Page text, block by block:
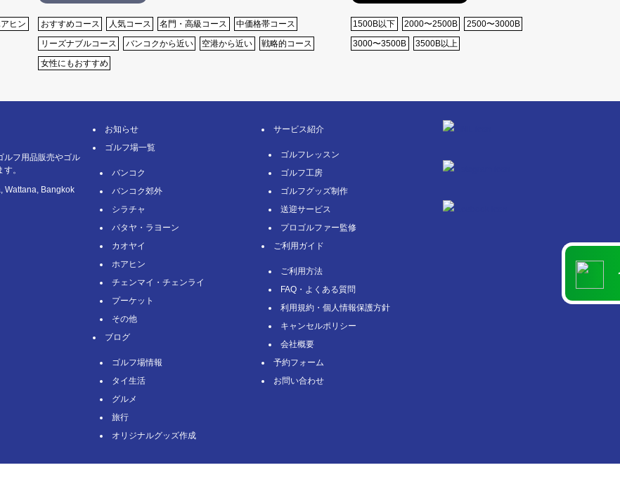
ヒン
おすすめコース ⼈気コース 名⾨・⾼級コース
中価格帯コース
リーズナブルコース
バンコクから近い 空港から近い
戦略的コース
女性にもおすすめ
1500B以下 2000〜2500B
2500〜3000B
3000〜3500B
3500B以上
ルフ用品販売やゴル
。
Wattana, Bangkok
お知らせ
ゴルフ場一覧
バンコク
バンコク郊外
シラチャ
パタヤ・ラヨーン
カオヤイ
ホアヒン
チェンマイ・チェンライ
プーケット
その他
ブログ
ゴルフ場情報
タイ⽣活
グルメ
旅⾏
オリジナルグッズ作成
サービス紹介
ゴルフレッスン
ゴルフ工房
ゴルフグッズ制作
送迎サービス
プロゴルファー監修
ご利用ガイド
ご利用方法
FAQ・よくある質問
利用規約・個人情報保護方針
キャンセルポリシー
会社概要
予約フォーム
お問い合わせ